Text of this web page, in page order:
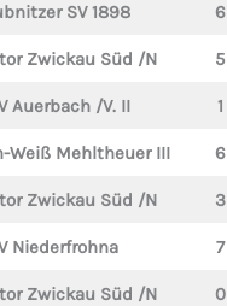
SV 1898 6
Zwickau Süd /N 5
Auerbach /V. II 1
Weiß Mehltheuer III 6
Zwickau Süd /N 3
Niederfrohna 7
Zwickau Süd /N 0